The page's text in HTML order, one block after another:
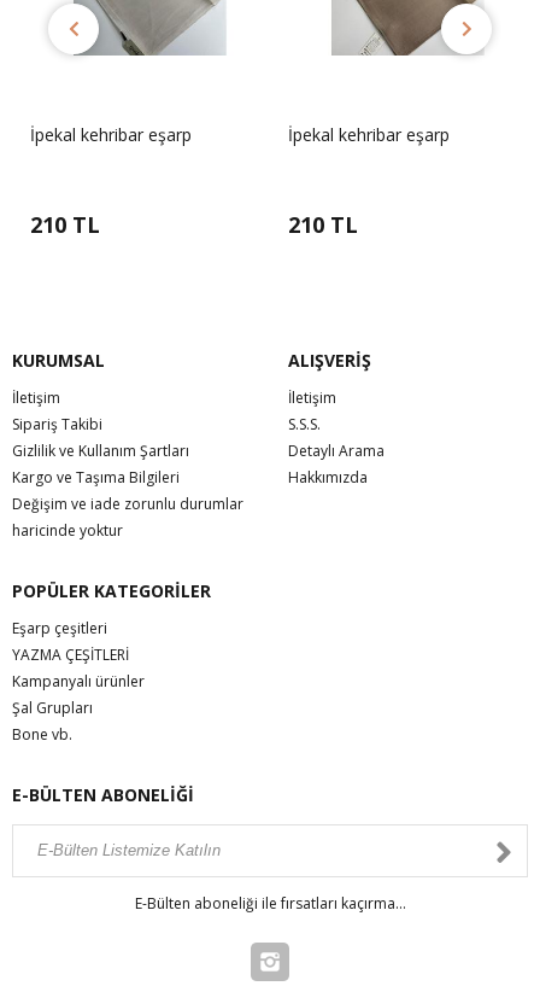
İpekal kehribar eşarp
210 TL
İpekal kehribar eşarp
210 TL
KURUMSAL
İletişim
Sipariş Takibi
Gizlilik ve Kullanım Şartları
Kargo ve Taşıma Bilgileri
Değişim ve iade zorunlu durumlar
haricinde yoktur
ALIŞVERİŞ
İletişim
S.S.S.
Detaylı Arama
Hakkımızda
POPÜLER KATEGORİLER
Eşarp çeşitleri
YAZMA ÇEŞİTLERİ
Kampanyalı ürünler
Şal Grupları
Bone vb.
E-BÜLTEN ABONELİĞİ
E-Bülten aboneliği ile fırsatları kaçırma...